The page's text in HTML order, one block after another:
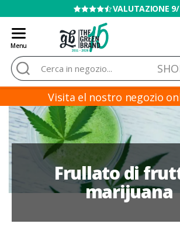
VENDITA VIETATA AI
Menu
Blog
de
Grow
Barato
Cerca:
Visita el nostro negozio
Frullato di
marijuana